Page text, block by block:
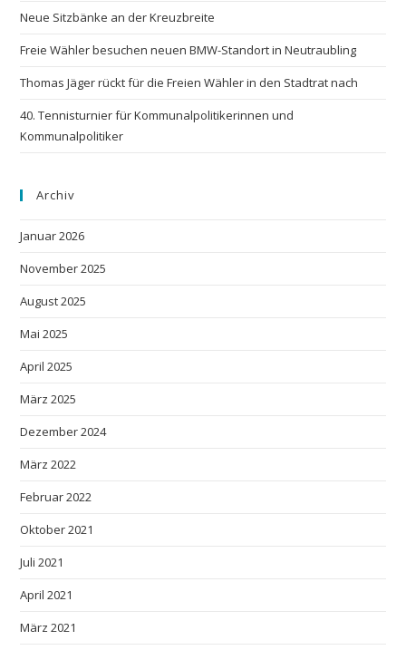
Neue Sitzbänke an der Kreuzbreite
Freie Wähler besuchen neuen BMW-Standort in Neutraubling
Thomas Jäger rückt für die Freien Wähler in den Stadtrat nach
40. Tennisturnier für Kommunalpolitikerinnen und
Kommunalpolitiker
Archiv
Januar 2026
November 2025
August 2025
Mai 2025
April 2025
März 2025
Dezember 2024
März 2022
Februar 2022
Oktober 2021
Juli 2021
April 2021
März 2021